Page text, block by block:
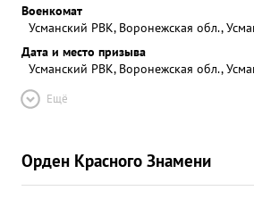
Военкомат
Усманский РВК, Воронежская обл.,
Дата и место призыва
Усманский РВК, Воронежская обл.,
Ещё
Орден Красного Знамени